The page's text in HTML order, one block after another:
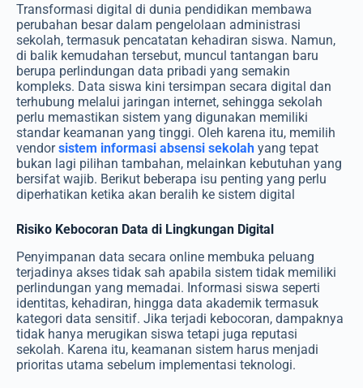
Transformasi digital di dunia pendidikan membawa
perubahan besar dalam pengelolaan administrasi
sekolah, termasuk pencatatan kehadiran siswa. Namun,
di balik kemudahan tersebut, muncul tantangan baru
berupa perlindungan data pribadi yang semakin
kompleks. Data siswa kini tersimpan secara digital dan
terhubung melalui jaringan internet, sehingga sekolah
perlu memastikan sistem yang digunakan memiliki
standar keamanan yang tinggi. Oleh karena itu, memilih
vendorsistem informasi absensi sekolah yang tepat
bukan lagi pilihan tambahan, melainkan kebutuhan yang
bersifat wajib. Berikut beberapa isu penting yang perlu
diperhatikan ketika akan beralih ke sistem digital
Risiko Kebocoran Data di Lingkungan Digital
Penyimpanan data secara online membuka peluang
terjadinya akses tidak sah apabila sistem tidak memiliki
perlindungan yang memadai. Informasi siswa seperti
identitas, kehadiran, hingga data akademik termasuk
kategori data sensitif. Jika terjadi kebocoran, dampaknya
tidak hanya merugikan siswa tetapi juga reputasi
sekolah. Karena itu, keamanan sistem harus menjadi
prioritas utama sebelum implementasi teknologi.